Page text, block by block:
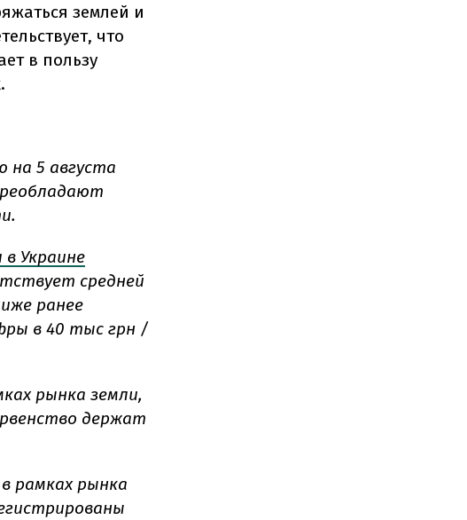
землей и
что
в пользу
на 5 августа
в Украине
средней
ранее
в 40 тыс грн /
рынка земли,
держат
в рамках рынка